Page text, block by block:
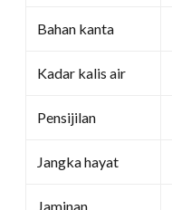
Bahan kanta
Kadar kalis air
Pensijilan
Jangka hayat
Jaminan